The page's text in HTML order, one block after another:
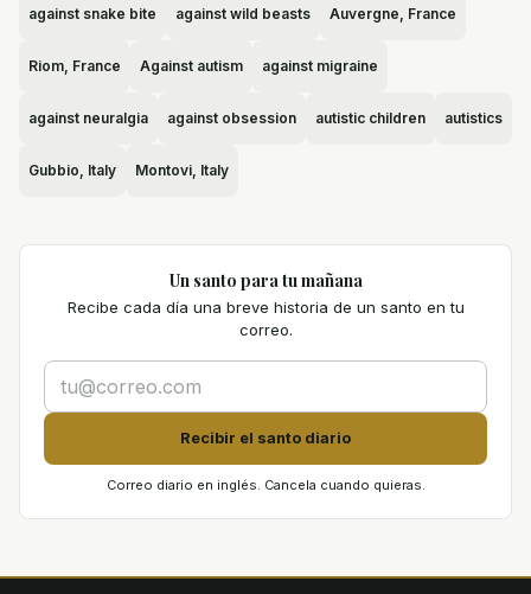
against snake bite against wild beasts Auvergne, France
Riom, France Against autism against migraine
against neuralgia against obsession autistic children autistics
Gubbio, Italy Montovi, Italy
Un santo para tu mañana
Recibe cada día una breve historia de un santo en tu
correo.
Recibir el santo diario
Correo diario en inglés. Cancela cuando quieras.